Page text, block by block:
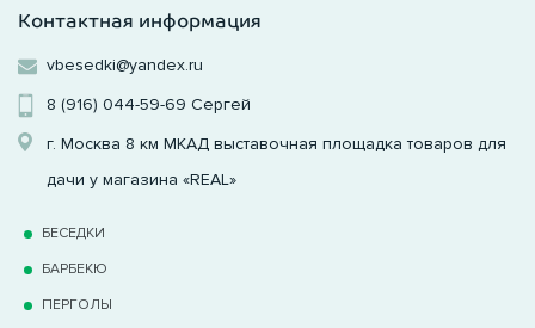
Контактная информация
vbesedki@yandex.ru
8 (916) 044-59-69 Сергей
г. Москва 8 км МКАД выставочная площадка товаров для
дачи у магазина «REAL»
БЕСЕДКИ
БАРБЕКЮ
ПЕРГОЛЫ